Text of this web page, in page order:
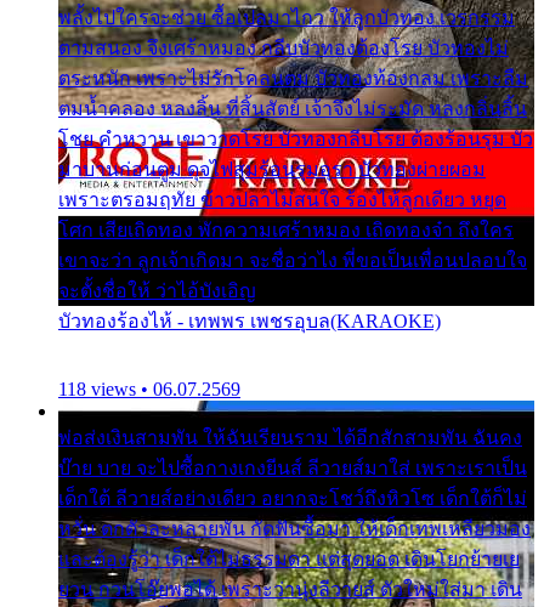
พลั้งไปใครจะช่วย ซื้อเปลมาไกว ให้ลูกบัวทอง เวรกรรม
ตามสนอง จึงเศร้าหมอง กลีบบัวทองต้องโรย บัวทองไม่
ตระหนัก เพราะไม่รักโคลนตม บัวทองท้องกลม เพราะลืม
ตมน้ำคลอง หลงลิ้น ที่สิ้นสัตย์ เจ้าจึงไม่ระมัด หลงกลิ่นลิ้น
โชย คำหวาน เขาวาดโรย บัวทองกลีบโรย ต้องร้อนรุม บัว
มาบานก่อนตูม ดุจไฟสุมร้อนรุมอุรา บัวทองผ่ายผอม
เพราะตรอมฤทัย ข้าวปลาไม่สนใจ ร้องไห้ลูกเดียว หยุด
โศก เสียเถิดทอง พักความเศร้าหมอง เถิดทองจ๋า ถึงใคร
เขาจะว่า ลูกเจ้าเกิดมา จะชื่อว่าไง พี่ขอเป็นเพื่อนปลอบใจ
จะตั้งชื่อให้ ว่าไอ้บังเอิญ
บัวทองร้องไห้ - เทพพร เพชรอุบล(KARAOKE)
118 views • 06.07.2569
พ่อส่งเงินสามพัน ให้ฉันเรียนราม ได้อีกสักสามพัน ฉันคง
บ๊าย บาย จะไปซื้อกางเกงยีนส์ ลีวายส์มาใส่ เพราะเราเป็น
เด็กใต้ ลีวายส์อย่างเดียว อยากจะโชว์ถึงหิวโซ เด็กใต้ก็ไม่
หวั่น ตกตัวละหลายพัน กัดฟันซื้อมา ให้เด็กเทพเหลียวมอง
และต้องรู้ว่า เด็กใต้ไม่ธรรมดา แต่สุดยอด เดินโยกย้ายเย
ยวน กวนโอ๊ยพอได้ เพราะว่านุ่งลีวายส์ ตัวใหม่ใส่มา เดิน